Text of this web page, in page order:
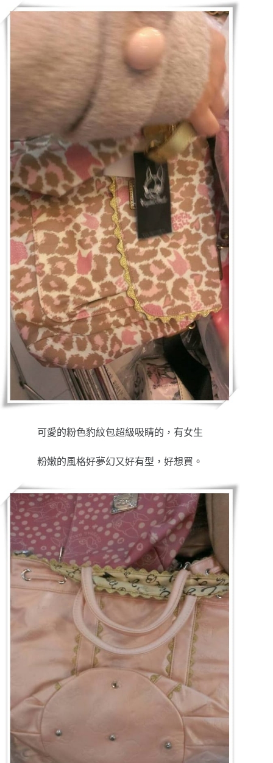
可愛的粉色豹紋包超級吸睛的，有女生
粉嫩的風格好夢幻又好有型，好想買。